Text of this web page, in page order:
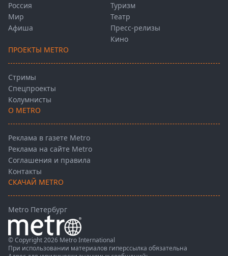
Россия
Мир
Афиша
Туризм
Театр
Пресс-релизы
Кино
ПРОЕКТЫ METRO
Стримы
Спецпроекты
Колумнисты
О METRO
Реклама в газете Metro
Реклама на сайте Metro
Соглашения и правила
Контакты
СКАЧАЙ METRO
Metro Петербург
© Copyright 2026 Metro International
При использовании материалов гиперссылка обязательна